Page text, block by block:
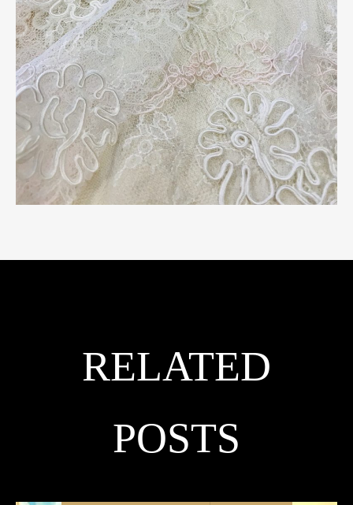
RELATED
POSTS